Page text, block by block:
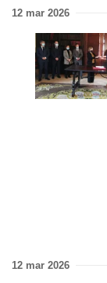
12 mar 2026
12 mar 2026